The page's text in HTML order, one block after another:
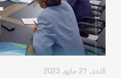
الأحد, 21 مايو, 2023